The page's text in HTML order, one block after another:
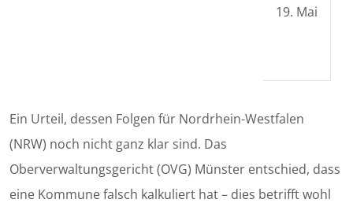
19. Mai
Ein Urteil, dessen Folgen für Nordrhein-Westfalen
(NRW) noch nicht ganz klar sind. Das
Oberverwaltungsgericht (OVG) Münster entschied, dass
eine Kommune falsch kalkuliert hat – dies betrifft wohl